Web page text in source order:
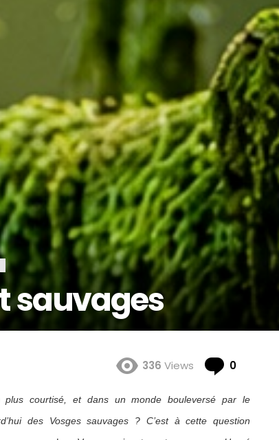
sauvages
336 Views 0
courtisé, et dans un monde bouleversé par le
des Vosges sauvages ? C’est à cette question